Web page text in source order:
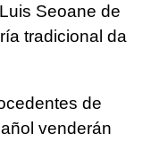
Seoane de
tradicional da
de
venderán